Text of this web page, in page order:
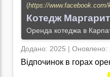
(https://
Котедж
Оренда котеджа в
Додано: 2025 | Оновлено:
Відпочинок в горах